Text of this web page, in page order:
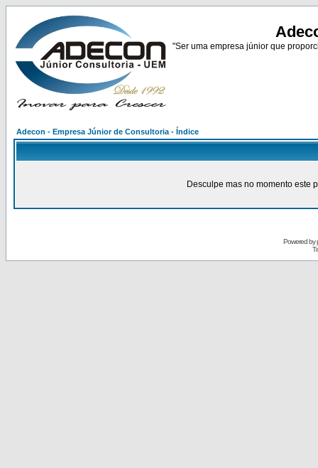
"Ser uma empresa júnior que
Adecon - Empresa Júnior de Consultoria - Índice
Desculpe mas no momento este
Powered by